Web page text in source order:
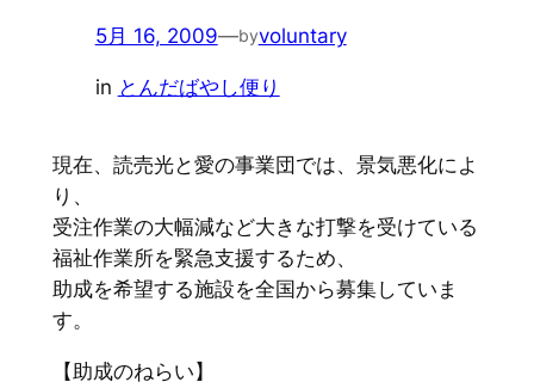
5月 16, 2009—byvoluntary
in とんだばやし便り
現在、読売光と愛の事業団では、景気悪化によ
り、
受注作業の大幅減など大きな打撃を受けている
福祉作業所を緊急支援するため、
助成を希望する施設を全国から募集していま
す。
【助成のねらい】